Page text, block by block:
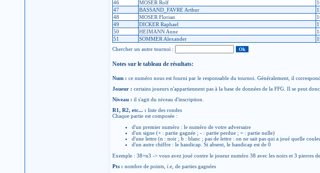
46
MOSER Rolf
47
BASSAND_FAVRE Arthur
48
MOSER Florian
49
DICKER Raphael
50
HEIMANN Anne
51
SOMMER Alexander
Chercher un autre tournoi :
Notes sur le tableau de résultats:
Num : ce numéro nous est fourni par le responsable du tournoi. Généralement, il
Joueur : certains joueurs n'appartiennent pas à la base de données de la FFG. Il se peut
Niveau : il s'agit du niveau d'inscription.
R1, R2, etc... : liste des rondes
Chaque partie est composée :
d'un premier numéro : le numéro de votre adversaire
d'un signe (+ : partie gagnée ; - : partie perdue ; = : partie nulle)
d'une lettre (n : noir ; b : blanc ; pas de lettre : on ne sait pas qui a joué quelle
d'un autre chiffre : le handicap. Si absent, le handicap est de 0
Exemple : 38+n3 -> vous avez joué contre le joueur numéro 38 avec les noirs et 3 pierres
Pts : nombre de points, i.e , de parties gagnées